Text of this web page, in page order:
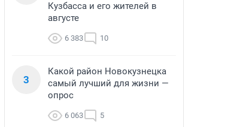
Кузбасса и его жителей в
августе
6 383 10
3
Какой район Новокузнецка
самый лучший для жизни —
опрос
6 063 5